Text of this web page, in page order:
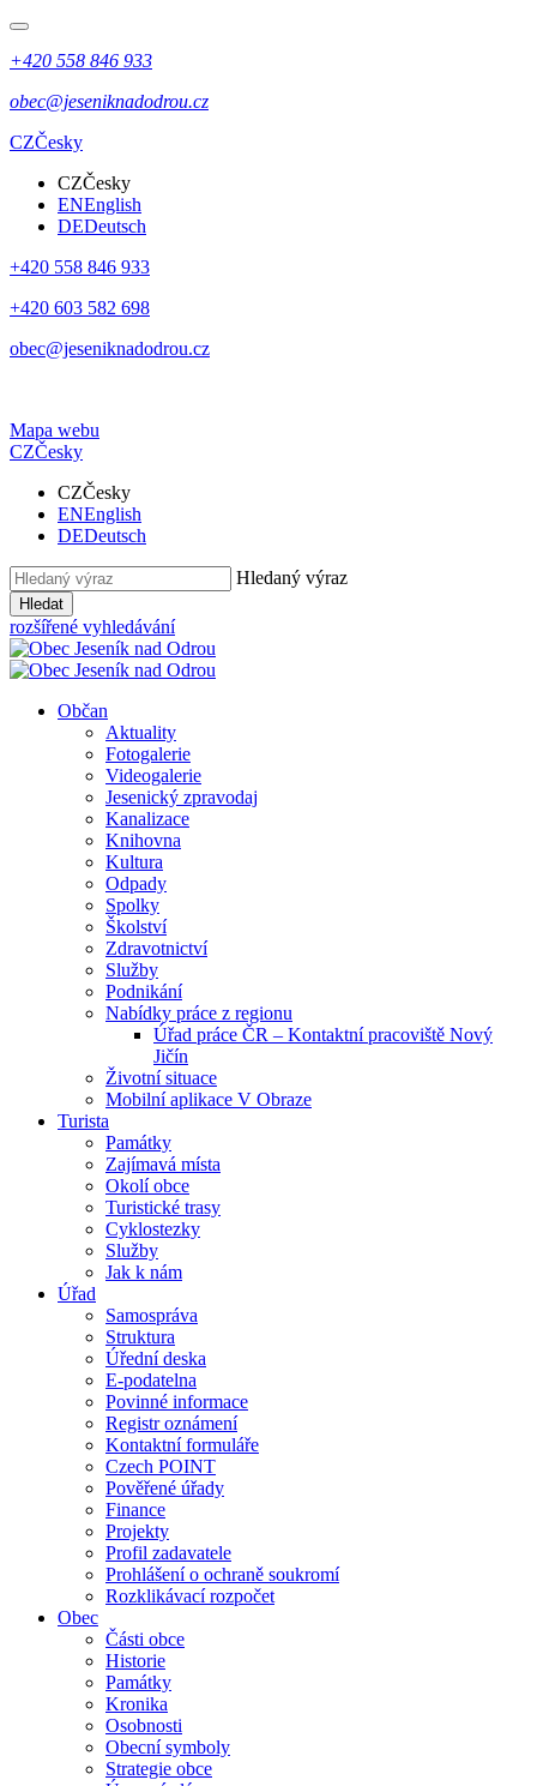
+420 558 846 933
obec@jeseniknadodrou.cz
CZČesky
CZČesky
ENEnglish
DEDeutsch
+420 558 846 933
+420 603 582 698
obec@jeseniknadodrou.cz
Mapa webu
CZČesky
CZČesky
ENEnglish
DEDeutsch
Hledaný výraz
Hledat
rozšířené vyhledávání
Občan
Aktuality
Fotogalerie
Videogalerie
Jesenický zpravodaj
Kanalizace
Knihovna
Kultura
Odpady
Spolky
Školství
Zdravotnictví
Služby
Podnikání
Nabídky práce z regionu
Úřad práce ČR – Kontaktní pracoviště Nový
Jičín
Životní situace
Mobilní aplikace V Obraze
Turista
Památky
Zajímavá místa
Okolí obce
Turistické trasy
Cyklostezky
Služby
Jak k nám
Úřad
Samospráva
Struktura
Úřední deska
E-podatelna
Povinné informace
Registr oznámení
Kontaktní formuláře
Czech POINT
Pověřené úřady
Finance
Projekty
Profil zadavatele
Prohlášení o ochraně soukromí
Rozklikávací rozpočet
Obec
Části obce
Historie
Památky
Kronika
Osobnosti
Obecní symboly
Strategie obce